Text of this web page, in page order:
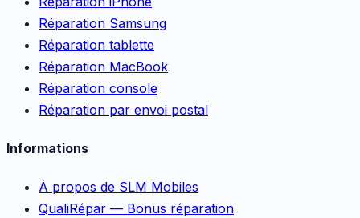
Réparation Samsung
Réparation tablette
Réparation MacBook
Réparation console
Réparation par envoi postal
Informations
À propos de SLM Mobiles
QualiRépar — Bonus réparation